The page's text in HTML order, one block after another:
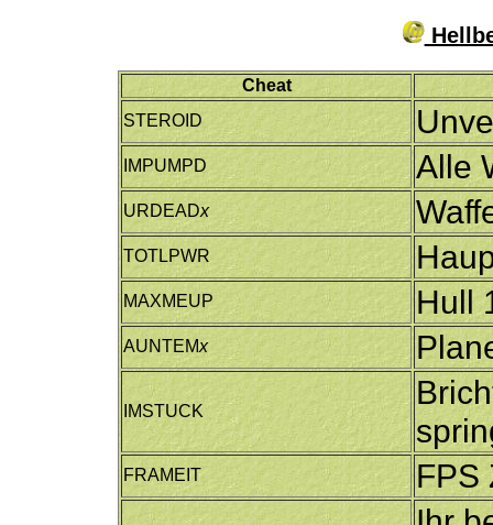
Cheat
STEROID
IMPUMPD Alle
URDEADx
TOTLPWR
MAXMEUP Hull
AUNTEMx
IMSTUCK
FRAMEIT FPS